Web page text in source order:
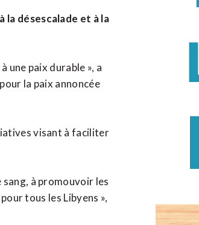
la désescalade et à la
une paix durable », a
la paix annoncée
visant à faciliter
à promouvoir les
tous les Libyens »,